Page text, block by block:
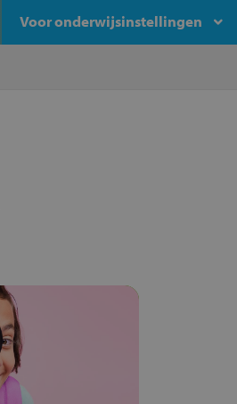
Voor onderwijsinstellingen